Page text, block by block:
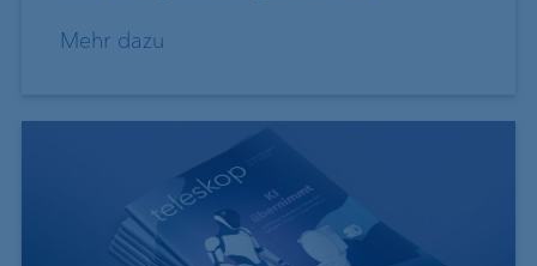
Mehr dazu